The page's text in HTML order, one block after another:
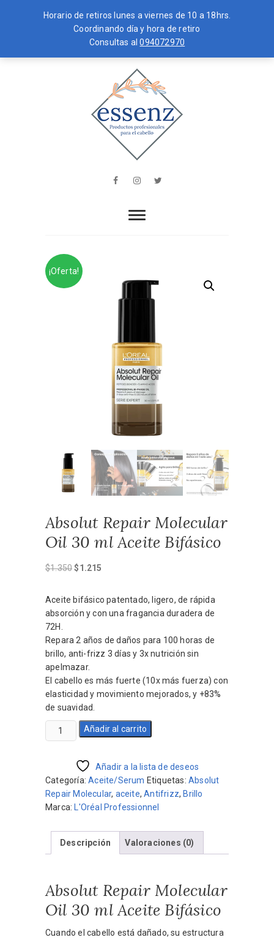
Horario de retiros lunes a viernes de 10 a 18hrs.
Coordinando día y hora de retiro
Consultas al094072970
to
essenz
EL CABELLO
FacebookInstagram
¡Oferta!
Absolut Repair Molecular
Oil 30 ml Aceite Bifásico
$1.350El
original
era:
$1.350.
$1.215
es:
Aceite bifásico patentado, ligero, de rápida
absorción y con una fragancia duradera de
72H.
Repara 2 años de daños para 100 horas de
brillo, anti-frizz 3 días y 3x nutrición sin
apelmazar.
El cabello es más fuerte (10x más fuerza) con
elasticidad y movimiento mejorados, y +83%
de suavidad.
Absolut
Repair
30
ml
Aceite
cantidad
Añadir al carrito
Añadir a la lista de deseos
Categoría:Aceite/Serum Etiquetas:Absolut
Repair Molecular, aceite,Antifrizz, Brillo
Marca:
L'Oréal Professionnel
Descripción Valoraciones (0)
Absolut Repair Molecular
Oil 30 ml Aceite Bifásico
Cuando el cabello está dañado, su estructura